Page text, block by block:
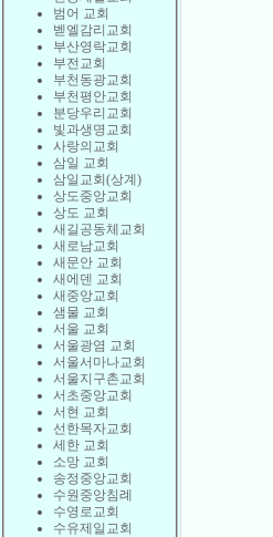
범어 교회
벧엘감리교회
부산영락교회
부전교회
부천동광교회
부천평안교회
분당우리교회
빛과생명교회
사랑의교회
삼일 교회
삼일교회(상계)
상도중앙교회
상도 교회
새길공동체교회
새로남교회
새문안 교회
새에덴 교회
새중앙교회
샘물 교회
서울 교회
서울광염 교회
서울서마나교회
서울지구촌교회
서초중앙교회
서현 교회
선한목자교회
세한 교회
소망 교회
송정중앙교회
수원중앙침례
수영로교회
수유제일교회